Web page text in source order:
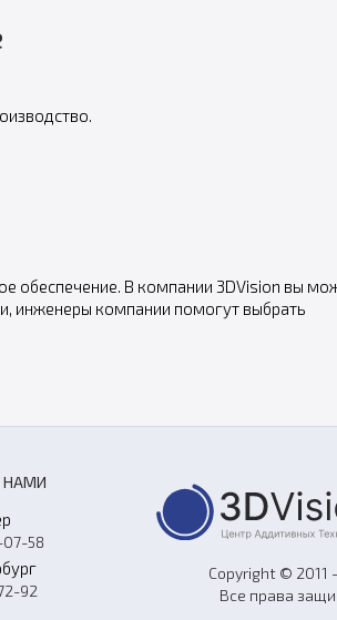
обеспечение. В компании 3DVision вы
инженеры компании помогут выбрать
НАМИ
58
92
Copyright © 2011
Все права